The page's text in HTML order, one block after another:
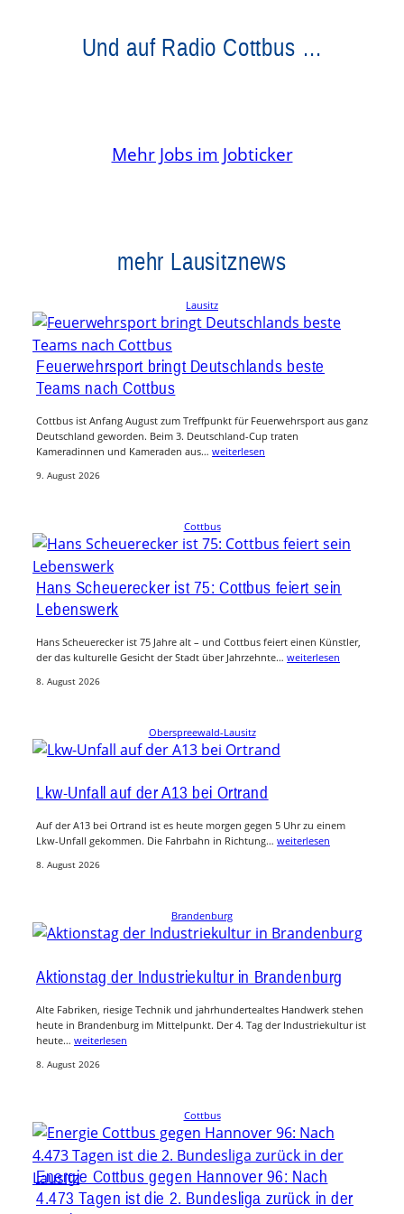
Und auf Radio Cottbus …
Mehr Jobs im Jobticker
mehr Lausitznews
Lausitz
Feuerwehrsport bringt Deutschlands beste
Teams nach Cottbus
Cottbus ist Anfang August zum Treffpunkt für Feuerwehrsport aus ganz
Deutschland geworden. Beim 3. Deutschland-Cup traten
Kameradinnen und Kameraden aus… weiterlesen
9. August 2026
Cottbus
Hans Scheuerecker ist 75: Cottbus feiert sein
Lebenswerk
Hans Scheuerecker ist 75 Jahre alt – und Cottbus feiert einen Künstler,
der das kulturelle Gesicht der Stadt über Jahrzehnte… weiterlesen
8. August 2026
Oberspreewald-Lausitz
Lkw-Unfall auf der A13 bei Ortrand
Auf der A13 bei Ortrand ist es heute morgen gegen 5 Uhr zu einem
Lkw-Unfall gekommen. Die Fahrbahn in Richtung… weiterlesen
8. August 2026
Brandenburg
Aktionstag der Industriekultur in Brandenburg
Alte Fabriken, riesige Technik und jahrhundertealtes Handwerk stehen
heute in Brandenburg im Mittelpunkt. Der 4. Tag der Industriekultur ist
heute… weiterlesen
8. August 2026
Cottbus
Energie Cottbus gegen Hannover 96: Nach
4.473 Tagen ist die 2. Bundesliga zurück in der